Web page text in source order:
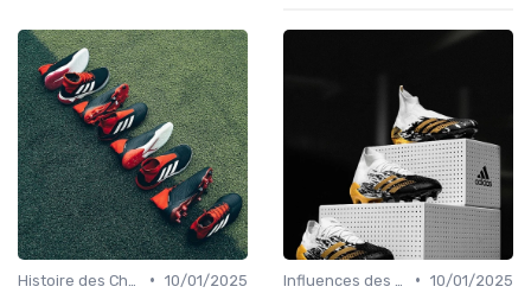
• 10/01/2025
• 10/01/2025